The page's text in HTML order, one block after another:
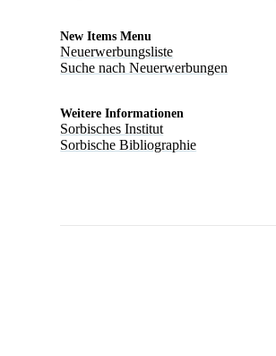
New Items Menu
Neuerwerbungsliste
Suche nach Neuerwerbungen
Weitere Informationen
Sorbisches Institut
Sorbische Bibliographie